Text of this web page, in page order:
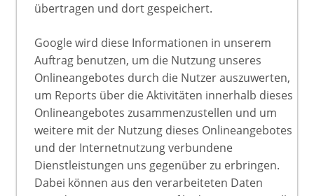
übertragen und dort gespeichert.
Google wird diese Informationen in unserem
Auftrag benutzen, um die Nutzung unseres
Onlineangebotes durch die Nutzer auszuwerten,
um Reports über die Aktivitäten innerhalb dieses
Onlineangebotes zusammenzustellen und um
weitere mit der Nutzung dieses Onlineangebotes
und der Internetnutzung verbundene
Dienstleistungen uns gegenüber zu erbringen.
Dabei können aus den verarbeiteten Daten